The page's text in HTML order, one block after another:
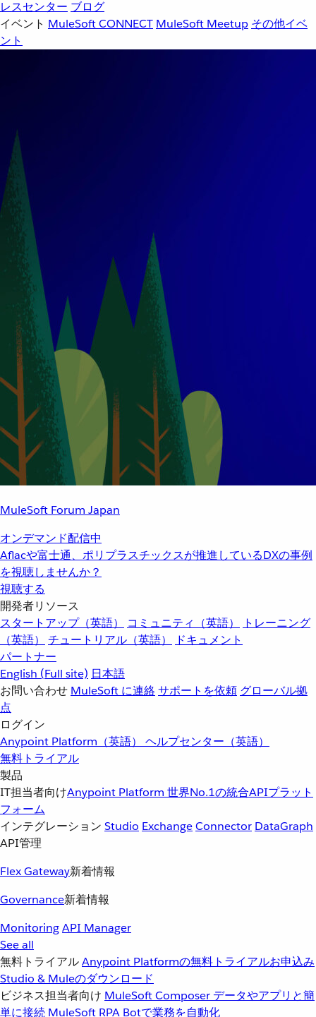
レスセンター ブログ
イベント MuleSoft CONNECT MuleSoft Meetup その他イベ
ント
MuleSoft Forum Japan
オンデマンド配信中
Aflacや富士通、ポリプラスチックスが推進しているDXの事例
を視聴しませんか？
視聴する
開発者リソース
スタートアップ（英語）
コミュニティ（英語）
トレーニング
（英語）
チュートリアル（英語）
ドキュメント
パートナー
English (Full site) 日本語
お問い合わせ MuleSoft に連絡サポートを依頼 グローバル拠
点
ログイン
Anypoint Platform（英語） ヘルプセンター（英語）
無料トライアル
製品
IT担当者向けAnypoint Platform 世界No.1の統合APIプラット
フォーム
インテグレーション Studio ExchangeConnector DataGraph
API管理
Flex Gateway新着情報
Governance新着情報
MonitoringAPI Manager
See all
無料トライアルAnypoint Platformの無料トライアルお申込み
Studio & Muleのダウンロード
ビジネス担当者向け MuleSoft Composer データやアプリと簡
単に接続 MuleSoft RPA Botで業務を自動化